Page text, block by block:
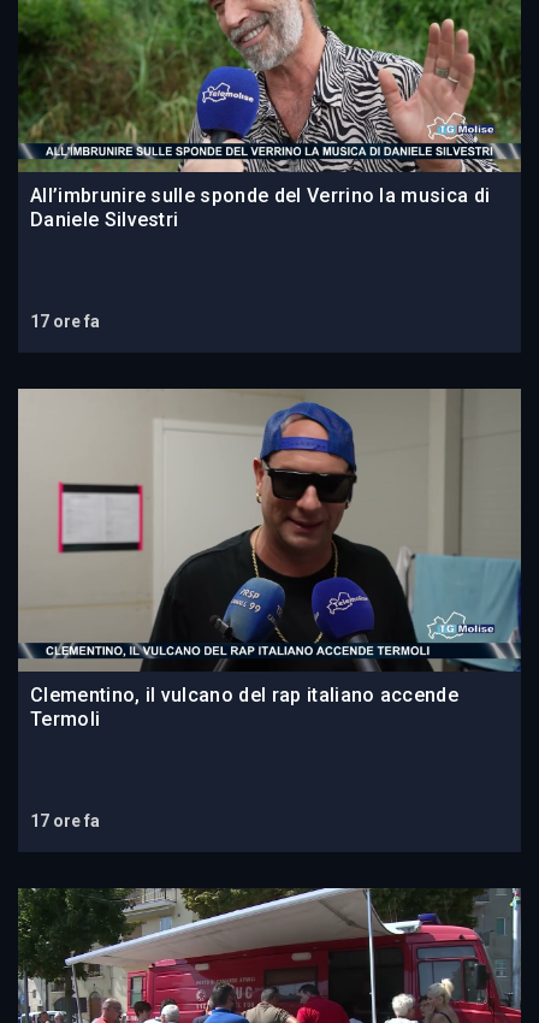
All’imbrunire sulle sponde del Verrino la musica di
Daniele Silvestri
17 ore fa
Clementino, il vulcano del rap italiano accende
Termoli
17 ore fa